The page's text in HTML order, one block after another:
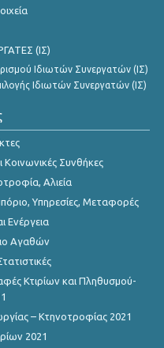
2017
2017
2017
2016
2016
2016
2015
2015
2015
2015
2014
(ΙΣ)
Ιδιωτών Συνεργατών (ΙΣ)
Ιδιωτών Συνεργατών (ΙΣ)
Κοινωνικές Συνθήκες
Αλιεία
Υπηρεσίες, Μεταφορές
Ενέργεια
Αγαθών
Κτιρίων και Πληθυσμού-
– Κτηνοτροφίας 2021
2021